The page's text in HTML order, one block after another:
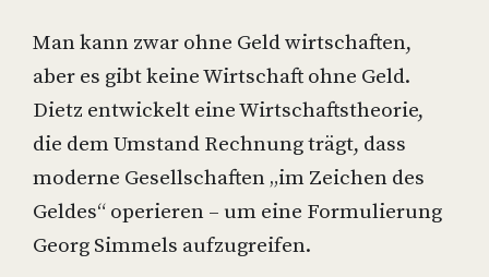
Man kann zwar ohne Geld wirtschaften,
aber es gibt keine Wirtschaft ohne Geld.
Dietz entwickelt eine Wirtschaftstheorie,
die dem Umstand Rechnung trägt, dass
moderne Gesellschaften „im Zeichen des
Geldes“ operieren – um eine Formulierung
Georg Simmels aufzugreifen.